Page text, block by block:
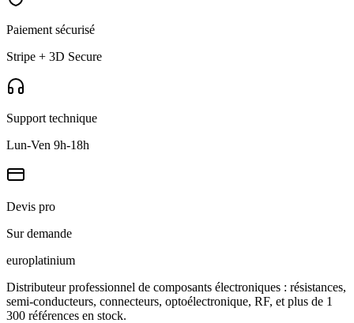
Paiement sécurisé
Stripe + 3D Secure
Support technique
Lun-Ven 9h-18h
Devis pro
Sur demande
europlatinium
Distributeur professionnel de composants électroniques : résistances,
semi-conducteurs, connecteurs, optoélectronique, RF, et plus de 1
300 références en stock.